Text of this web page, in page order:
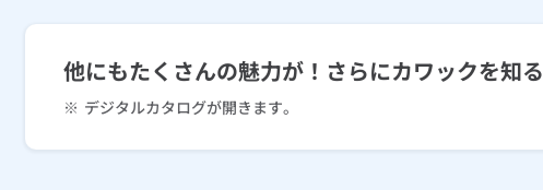
他にもたくさんの魅力が！さらにカワックを知る
※ デジタルカタログが開きます。